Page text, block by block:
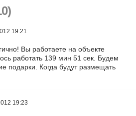
19:21
Вы работаете на объекте
работать 139 мин 51 сек. Будем
подарки. Когда будут размещать
19:23